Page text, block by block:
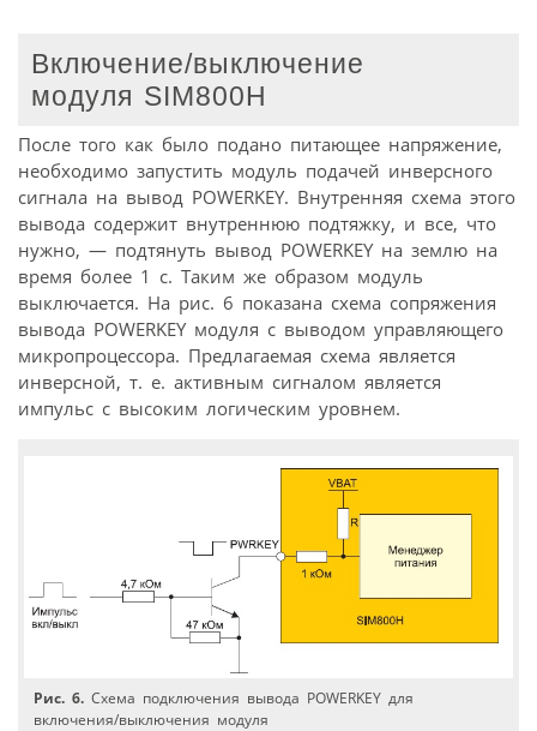
Включение/выключение
модуля SIM800H
После того как было подано питающее напряжение,
необходимо запустить модуль подачей инверсного
сигнала на вывод POWERKEY. Внутренняя схема этого
вывода содержит внутреннюю подтяжку, и все, что
нужно, — подтянуть вывод POWERKEY на землю на
время более 1 с. Таким же образом модуль
выключается. На рис. 6 показана схема сопряжения
вывода POWERKEY модуля с выводом управляющего
микропроцессора. Предлагаемая схема является
инверсной, т. е. активным сигналом является
импульс с высоким логическим уровнем.
Рис. 6. Схема подключения вывода POWERKEY для
включения/выключения модуля